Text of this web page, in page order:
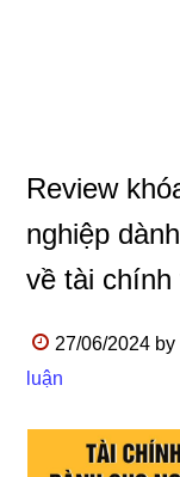
Review
nghiệp
về tài chính
27/06/2024 by
luận